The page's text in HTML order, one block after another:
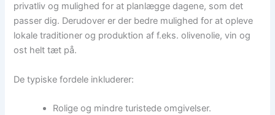
privatliv og mulighed for at planlægge dagene, som det
passer dig. Derudover er der bedre mulighed for at opleve
lokale traditioner og produktion af f.eks. olivenolie, vin og
ost helt tæt på.
De typiske fordele inkluderer:
Rolige og mindre turistede omgivelser.